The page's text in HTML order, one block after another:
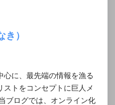
）
心に、最先端の情報を漁る
トをコンセプトに巨人メ
ブログでは、オンライン化